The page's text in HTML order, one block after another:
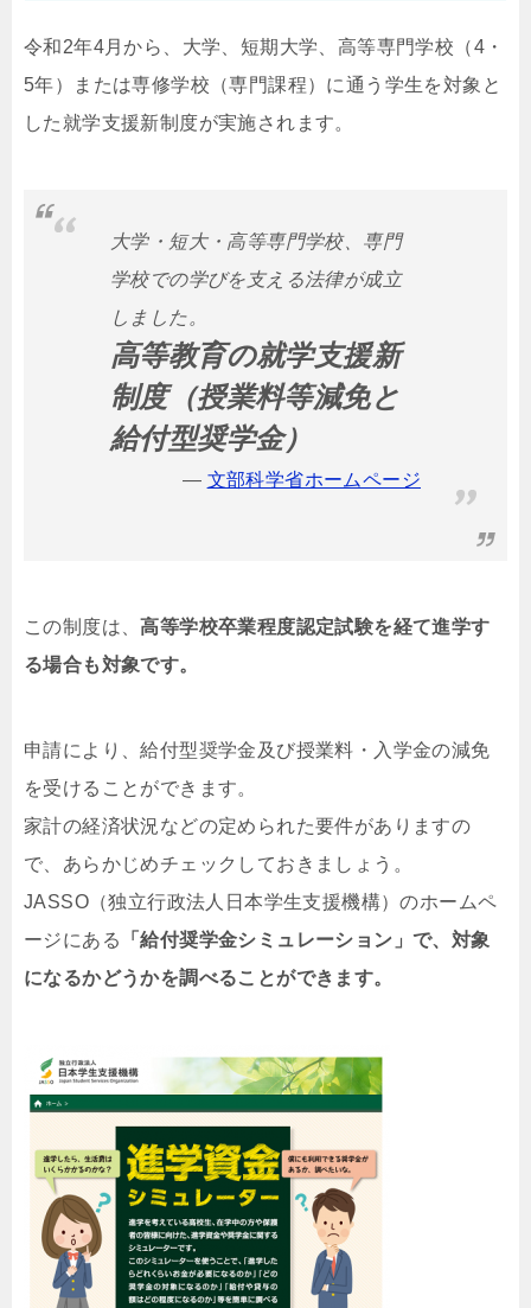
令和2年4月から、大学、短期大学、高等専門学校（4・
5年）または専修学校（専門課程）に通う学生を対象と
した就学支援新制度が実施されます。
大学・短大・高等専門学校、専門
学校での学びを支える法律が成立
しました。
高等教育の就学支援新
制度（授業料等減免と
給付型奨学金）
文部科学省ホームページ
この制度は、高等学校卒業程度認定試験を経て進学す
る場合も対象です。
申請により、給付型奨学金及び授業料・入学金の減免
を受けることができます。
家計の経済状況などの定められた要件がありますの
で、あらかじめチェックしておきましょう。
JASSO（独立行政法人日本学生支援機構）のホームペ
ージにある
「給付奨学金シミュレーション」で、対象
になるかどうかを調べることができます。